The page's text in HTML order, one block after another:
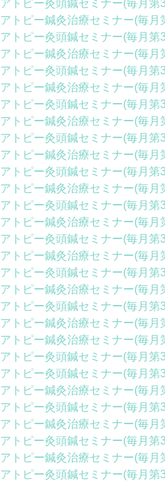
アトピー灸頭鍼セミナー(毎月第
アトピー鍼灸治療セミナー(毎月
アトピー灸頭鍼セミナー(毎月第
アトピー鍼灸治療セミナー(毎月
アトピー灸頭鍼セミナー(毎月第
アトピー鍼灸治療セミナー(毎月
アトピー灸頭鍼セミナー(毎月第
アトピー鍼灸治療セミナー(毎月
アトピー灸頭鍼セミナー(毎月第
アトピー鍼灸治療セミナー(毎月
アトピー灸頭鍼セミナー(毎月第
アトピー鍼灸治療セミナー(毎月
アトピー灸頭鍼セミナー(毎月第
アトピー鍼灸治療セミナー(毎月
アトピー灸頭鍼セミナー(毎月第
アトピー鍼灸治療セミナー(毎月
アトピー灸頭鍼セミナー(毎月第
アトピー鍼灸治療セミナー(毎月
アトピー灸頭鍼セミナー(毎月第
アトピー鍼灸治療セミナー(毎月
アトピー鍼灸治療セミナー(毎月
アトピー灸頭鍼セミナー(毎月第
アトピー灸頭鍼セミナー(毎月第
アトピー鍼灸治療セミナー(毎月
アトピー灸頭鍼セミナー(毎月第
アトピー鍼灸治療セミナー(毎月
アトピー灸頭鍼セミナー(毎月第
アトピー鍼灸治療セミナー(毎月
アトピー灸頭鍼セミナー(毎月第